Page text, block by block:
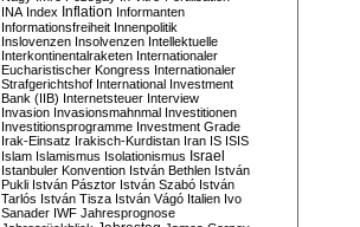
INA Index Inflation Informanten
Informationsfreiheit Innenpolitik
Inslovenzen Insolvenzen Intellektuelle
Interkontinentalraketen Internationaler
Eucharistischer Kongress Internationaler
Strafgerichtshof International Investment
Bank (IIB) Internetsteuer Interview
Invasion Invasionsmahnmal Investitionen
Investitionsprogramme Investment Grade
Irak-Einsatz Irakisch-Kurdistan Iran IS ISIS
Islam Islamismus Isolationismus Israel
Istanbuler Konvention István Bethlen István
Pukli István Pásztor István Szabó István
Tarlós István Tisza István Vágó Italien Ivo
Sanader IWF Jahresprognose